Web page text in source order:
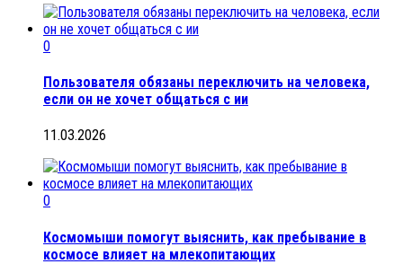
0
Пользователя обязаны переключить на человека,
если он не хочет общаться с ии
11.03.2026
0
Космомыши помогут выяснить, как пребывание в
космосе влияет на млекопитающих